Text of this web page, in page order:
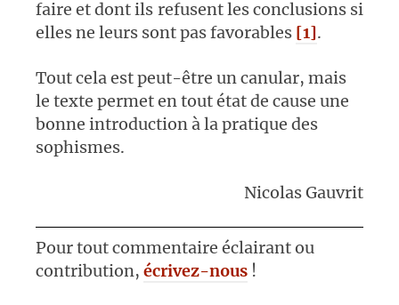
faire et dont ils refusent les conclusions si
elles ne leurs sont pas favorables [1].
Tout cela est peut-être un canular, mais
le texte permet en tout état de cause une
bonne introduction à la pratique des
sophismes.
Nicolas Gauvrit
Pour tout commentaire éclairant ou
contribution, écrivez-nous !